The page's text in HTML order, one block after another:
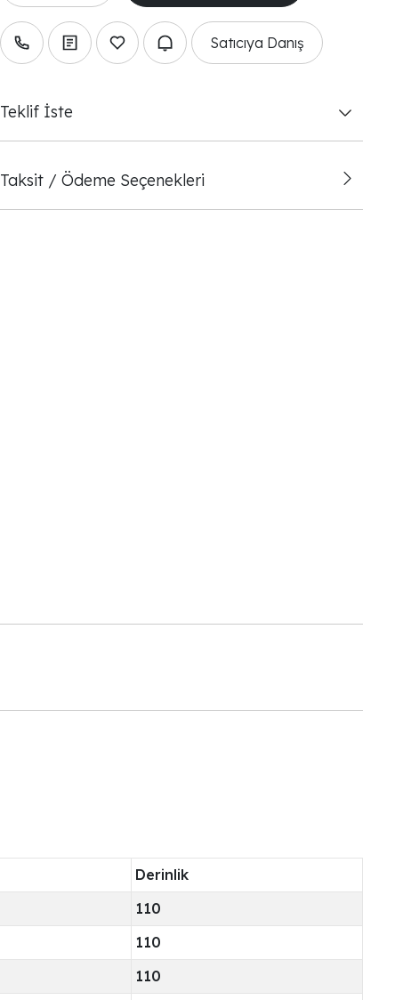
Satıcıya Danış
Teklif İste
Taksit / Ödeme Seçenekleri
Derinlik
110
110
110